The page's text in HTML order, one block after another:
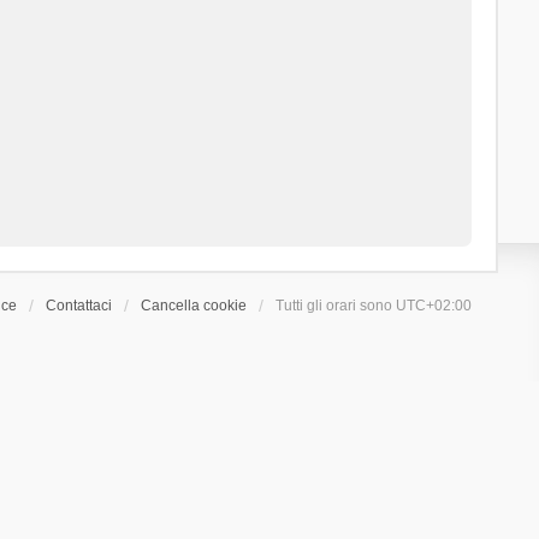
Contattaci Cancella cookie Tutti gli orari sono UTC+02:00